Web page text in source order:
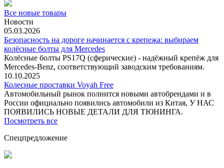
Все новые товары
Новости
05.03.2026
Безопасность на дороге начинается с крепежа: выбираем
колёсные болты для Mercedes
Колёсные болты PS17Q (сферические) - надёжный крепёж для
Mercedes‑Benz, соответствующий заводским требованиям.
10.10.2025
Колесные проставки Voyah Free
Автомобильный рынок полнится новыми автобрендами и в
России официально появились автомобили из Китая, У НАС
ПОЯВИЛИСЬ НОВЫЕ ДЕТАЛИ ДЛЯ ТЮНИНГА.
Посмотреть все
Спецпредложение